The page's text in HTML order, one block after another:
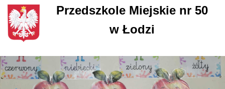
Przedszkole Miejskie nr 50
w Łodzi